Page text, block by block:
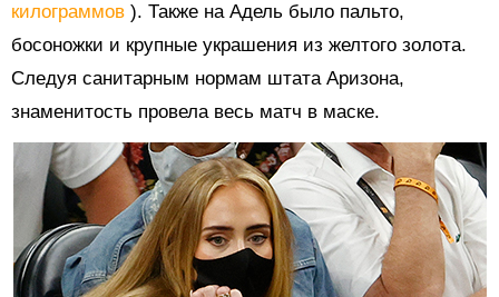
килограммов ). Также на Адель было пальто,
босоножки и крупные украшения из желтого золота.
Следуя санитарным нормам штата Аризона,
знаменитость провела весь матч в маске.